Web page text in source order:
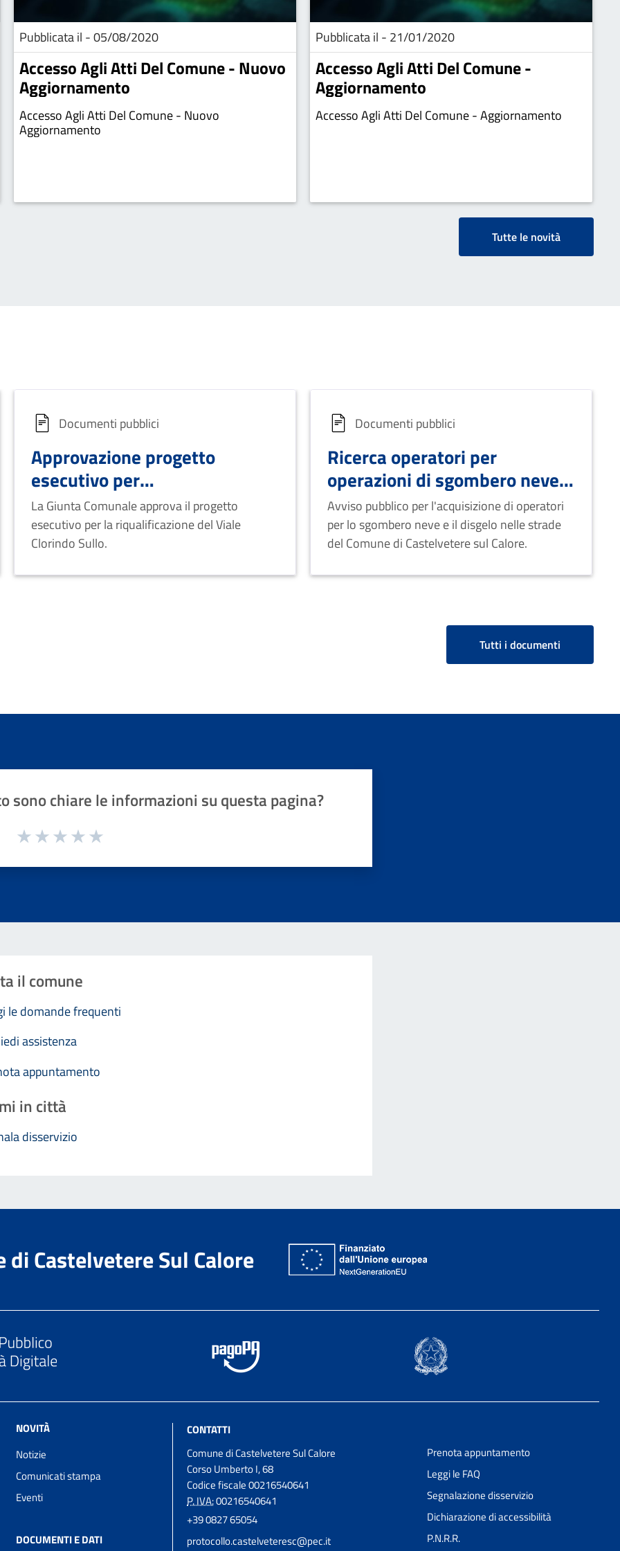
Pubblicata il - 05/08/2020
Accesso Agli Atti Del Comune - Nuovo
Aggiornamento
Accesso Agli Atti Del Comune - Nuovo
Aggiornamento
Pubblicata il - 21/01/2020
Accesso Agli Atti Del Comune -
Aggiornamento
Accesso Agli Atti Del Comune - Aggiornamento
Tutte le novità
Documenti pubblici
Approvazione progetto
esecutivo per
rifunzionalizzazione e
riqualificazione Viale Clorindo
Sullo I° Stralcio
La Giunta Comunale approva il progetto
esecutivo per la riqualificazione del Viale
Clorindo Sullo.
Documenti pubblici
Ricerca operatori per
operazioni di sgombero neve e
spargimento sale
Avviso pubblico per l'acquisizione di operatori
per lo sgombero neve e il disgelo nelle strade
del Comune di Castelvetere sul Calore.
Tutti i documenti
sono chiare le informazioni su questa pagina?
1 a 5 stelle la pagina
il comune
le domande frequenti
assistenza
appuntamento
in città
disservizio
di Castelvetere Sul Calore
NOVITÀ
Notizie
Comunicati stampa
Eventi
DOCUMENTI E DATI
CONTATTI
Comune di Castelvetere Sul Calore
Corso Umberto I, 68
Codice fiscale 00216540641
P. IVA:00216540641
+39 0827 65054
protocollo.castelveteresc@pec.it
Prenota appuntamento
Leggi le FAQ
Segnalazione disservizio
Dichiarazione di accessibilità
P.N.R.R.